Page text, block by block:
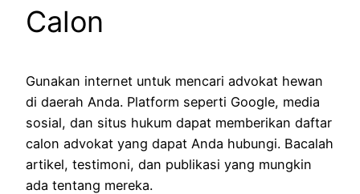
Calon
Gunakan internet untuk mencari advokat hewan
di daerah Anda. Platform seperti Google, media
sosial, dan situs hukum dapat memberikan daftar
calon advokat yang dapat Anda hubungi. Bacalah
artikel, testimoni, dan publikasi yang mungkin
ada tentang mereka.